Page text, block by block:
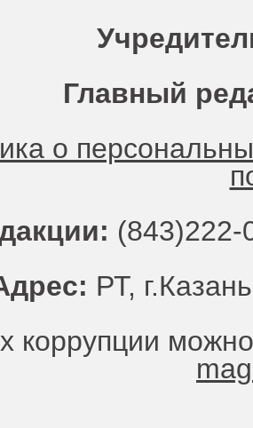
Главный
о
РТ,
коррупции